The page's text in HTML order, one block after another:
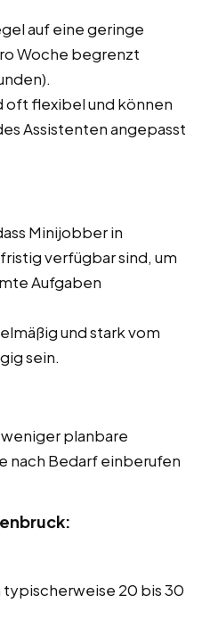
auf eine geringe
Woche begrenzt
oft flexibel und können
Assistenten angepasst
Minijobber in
verfügbar sind, um
Aufgaben
und stark vom
sein.
planbare
nach Bedarf einberufen
20 bis 30